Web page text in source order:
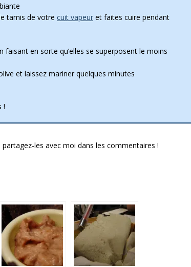
tamis de votre cuit vapeur et faites cuire pendant
en sorte qu’elles se superposent le moins
et laissez mariner quelques minutes
!
les avec moi dans les commentaires !